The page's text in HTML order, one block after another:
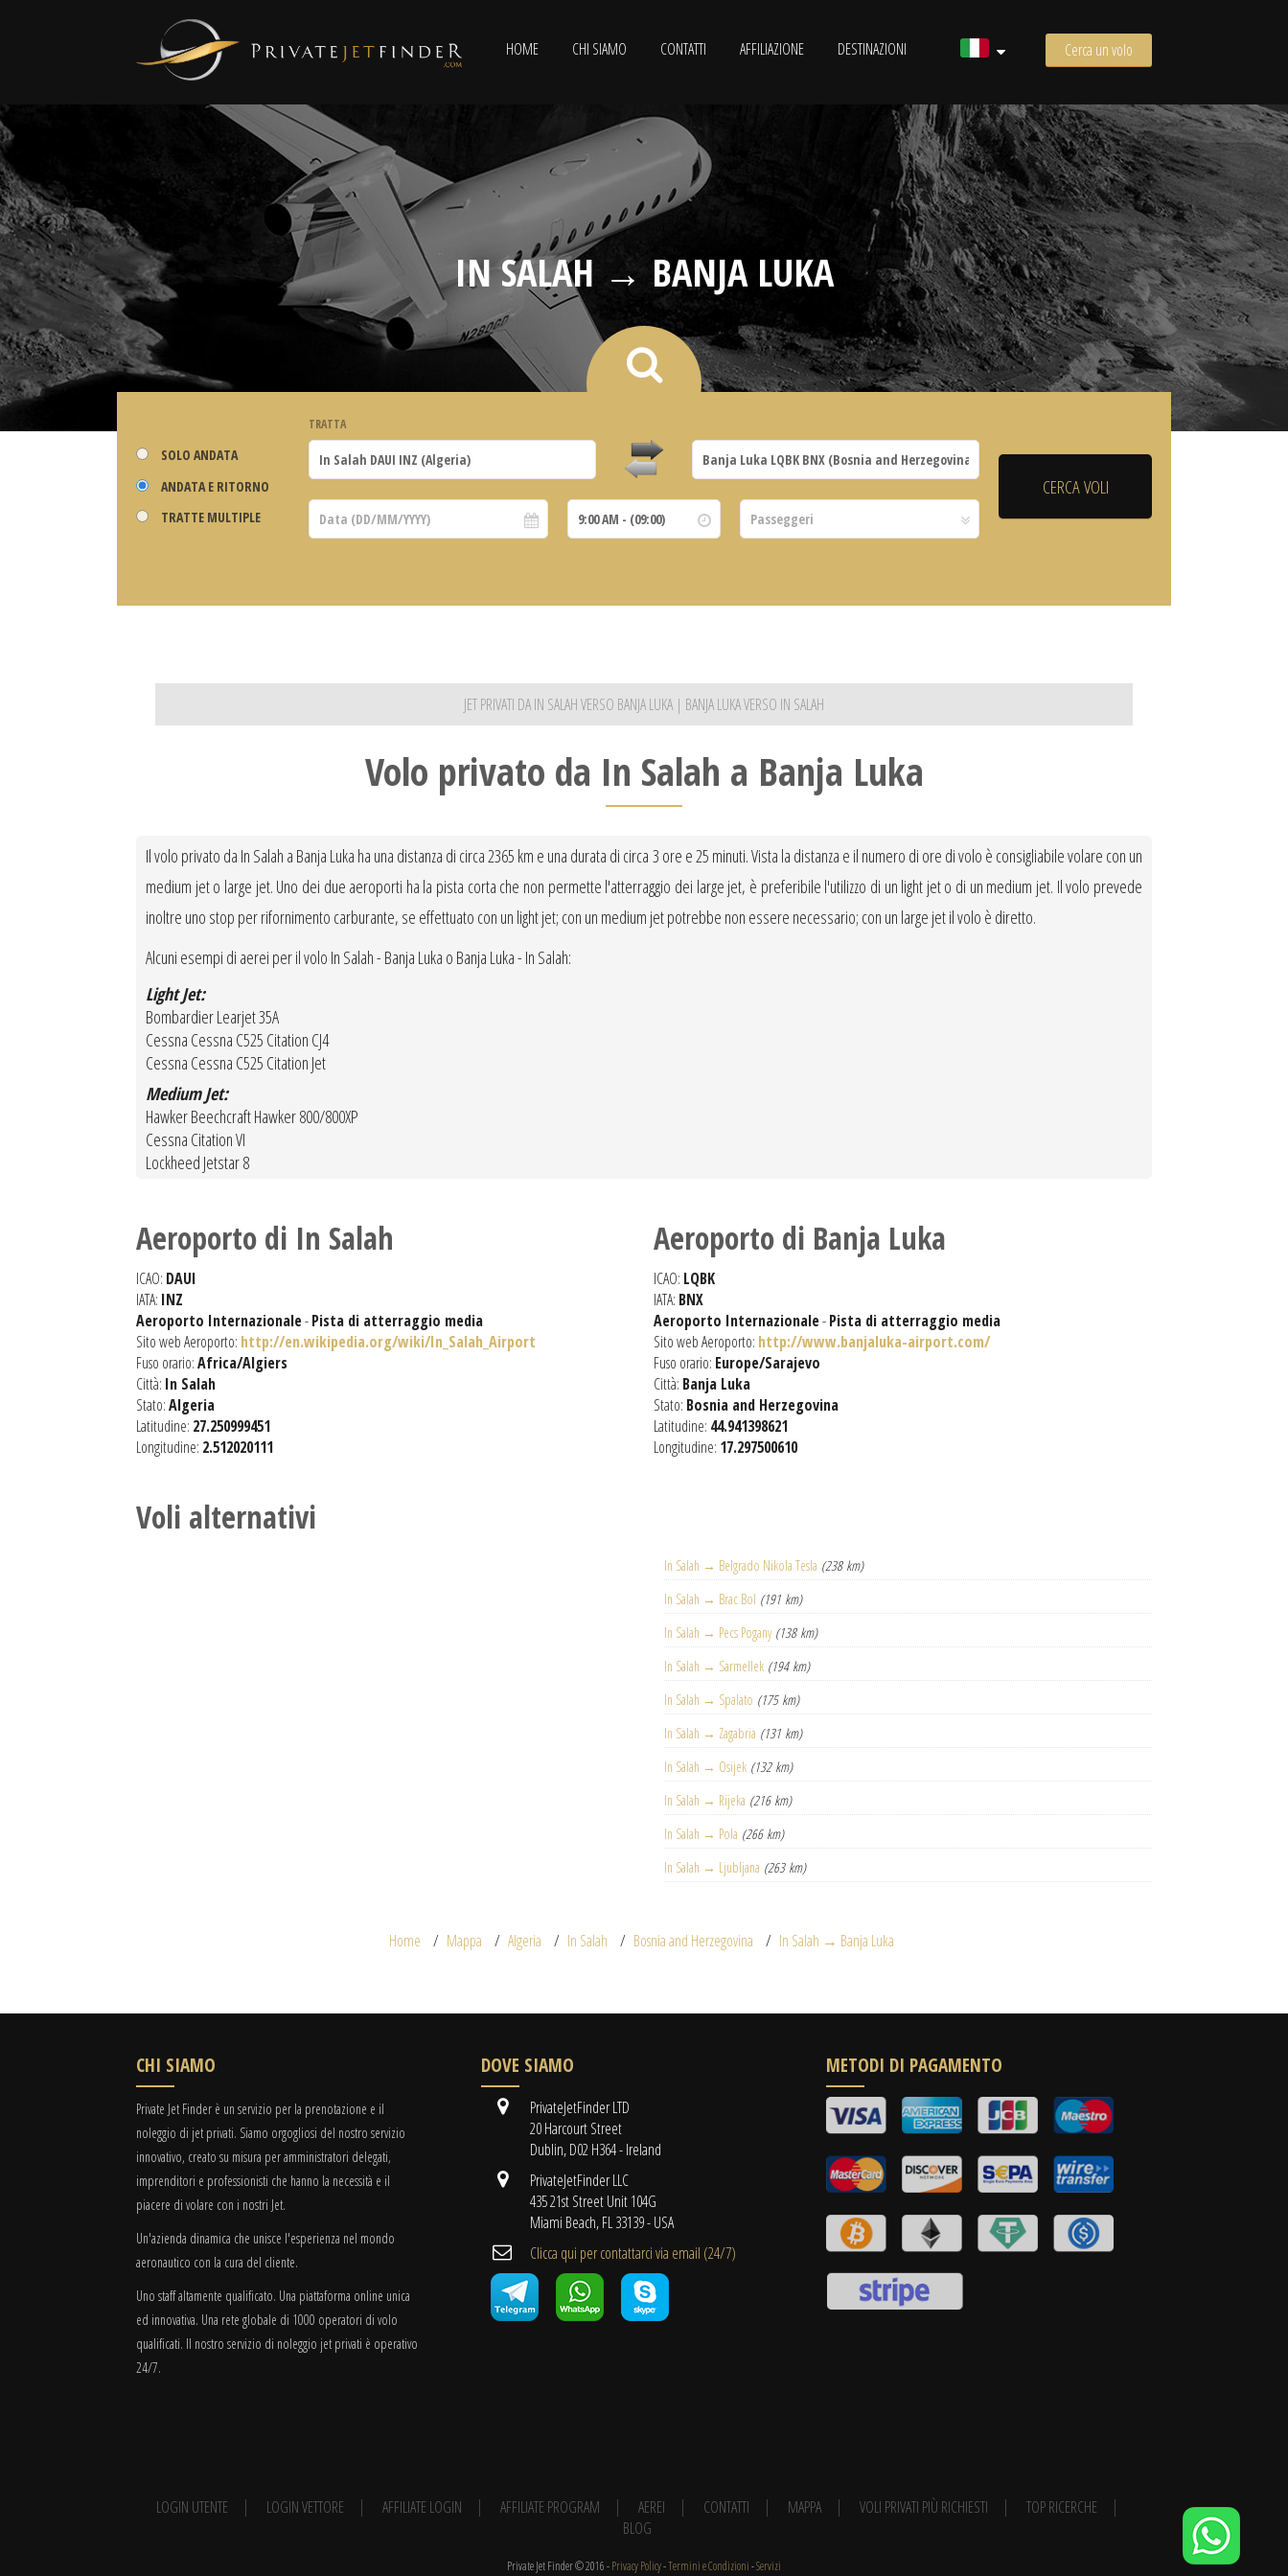
HOME CHI SIAMO CONTATTI AFFILIAZIONE DESTINAZIONI Cerca un volo
IN SALAH → BANJA LUKA
SOLO ANDATA
ANDATA E RITORNO
TRATTE MULTIPLE
TRATTA
JET PRIVATI DA IN SALAH VERSO BANJA LUKA | BANJA LUKA VERSO IN SALAH
Volo privato da In Salah a Banja Luka
Il volo privato da In Salah a Banja Luka ha una distanza di circa 2365 km e una durata di circa 3 ore e 25 minuti. Vista la distanza e il numero di ore di volo è consigliabile volare con un
medium jet o large jet. Uno dei due aeroporti ha la pista corta che non permette l'atterraggio dei large jet, è preferibile l'utilizzo di un light jet o di un medium jet. Il volo prevede
inoltre uno stop per rifornimento carburante, se effettuato con un light jet; con un medium jet potrebbe non essere necessario; con un large jet il volo è diretto.
Alcuni esempi di aerei per il volo In Salah - Banja Luka o Banja Luka - In Salah:
Light Jet:
Bombardier Learjet 35A
Cessna Cessna C525 Citation CJ4
Cessna Cessna C525 Citation Jet
Medium Jet:
Hawker Beechcraft Hawker 800/800XP
Cessna Citation VI
Lockheed Jetstar 8
Aeroporto di In Salah
ICAO: DAUI
IATA: INZ
Aeroporto Internazionale-Pista di atterraggio media
Sito web Aeroporto: http://en.wikipedia.org/wiki/In_Salah_Airport
Fuso orario:Africa/Algiers
Città: In Salah
Stato:Algeria
Latitudine: 27.250999451
Longitudine: 2.512020111
Aeroporto di Banja Luka
ICAO: LQBK
IATA: BNX
Aeroporto Internazionale-Pista di atterraggio media
Sito web Aeroporto: http://www.banjaluka-airport.com/
Fuso orario: Europe/Sarajevo
Città: Banja Luka
Stato: Bosnia and Herzegovina
Latitudine: 44.941398621
Longitudine: 17.297500610
Voli alternativi
In Salah → Belgrado Nikola Tesla (238 km)
In Salah → Brac Bol (191 km)
In Salah → Pecs Pogany (138 km)
In Salah → Sarmellek (194 km)
In Salah → Spalato (175 km)
In Salah → Zagabria (131 km)
In Salah → Osijek (132 km)
In Salah → Rijeka (216 km)
In Salah → Pola (266 km)
In Salah → Ljubljana (263 km)
Home Mappa Algeria In Salah Bosnia and Herzegovina In Salah → Banja Luka
CHI SIAMO
Private Jet Finder è un servizio per la prenotazione e il
noleggio di jet privati. Siamo orgogliosi del nostro servizio
innovativo, creato su misura per amministratori delegati,
imprenditori e professionisti che hanno la necessità e il
piacere di volare con i nostri Jet.
Un'azienda dinamica che unisce l'esperienza nel mondo
aeronautico con la cura del cliente.
Uno staff altamente qualificato. Una piattaforma online unica
ed innovativa. Una rete globale di 1000 operatori di volo
qualificati. Il nostro servizio di noleggio jet privati è operativo
24/7.
DOVE SIAMO
PrivateJetFinder LTD
20 Harcourt Street
Dublin, D02 H364 - Ireland
PrivateJetFinder LLC
435 21st Street Unit 104G
Miami Beach, FL 33139 - USA
Clicca qui per contattarci via email (24/7)
METODI DI PAGAMENTO
LOGIN UTENTE LOGIN VETTORE AFFILIATE LOGIN AFFILIATE PROGRAM AEREI CONTATTI MAPPA VOLI PRIVATI PIÙ RICHIESTI
TOP RICERCHE
BLOG
Private Jet Finder © 2016 -Privacy Policy-Termini e Condizioni-Servizi